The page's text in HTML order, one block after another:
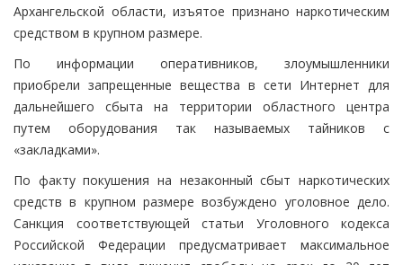
Архангельской области, изъятое признано наркотическим
средством в крупном размере.
По информации оперативников, злоумышленники
приобрели запрещенные вещества в сети Интернет для
дальнейшего сбыта на территории областного центра
путем оборудования так называемых тайников с
«закладками».
По факту покушения на незаконный сбыт наркотических
средств в крупном размере возбуждено уголовное дело.
Санкция соответствующей статьи Уголовного кодекса
Российской Федерации предусматривает максимальное